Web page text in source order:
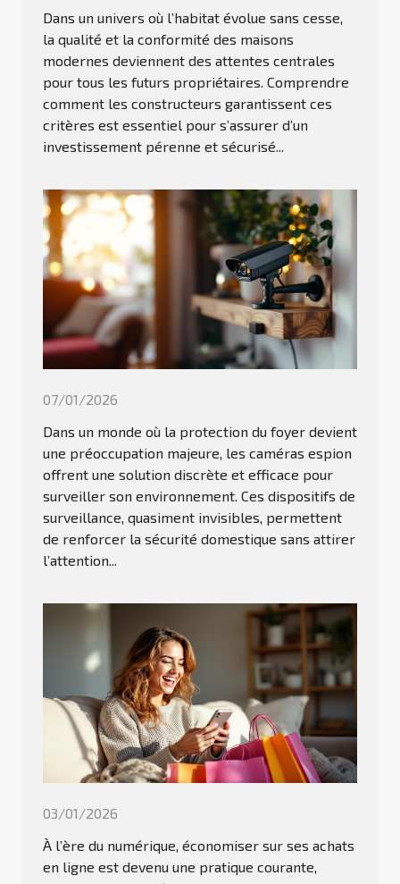
Dans un univers où l’habitat évolue sans cesse,
la qualité et la conformité des maisons
modernes deviennent des attentes centrales
pour tous les futurs propriétaires. Comprendre
comment les constructeurs garantissent ces
critères est essentiel pour s’assurer d’un
investissement pérenne et sécurisé...
07/01/2026
Dans un monde où la protection du foyer devient
une préoccupation majeure, les caméras espion
offrent une solution discrète et efficace pour
surveiller son environnement. Ces dispositifs de
surveillance, quasiment invisibles, permettent
de renforcer la sécurité domestique sans attirer
l’attention...
03/01/2026
À l’ère du numérique, économiser sur ses achats
en ligne est devenu une pratique courante,